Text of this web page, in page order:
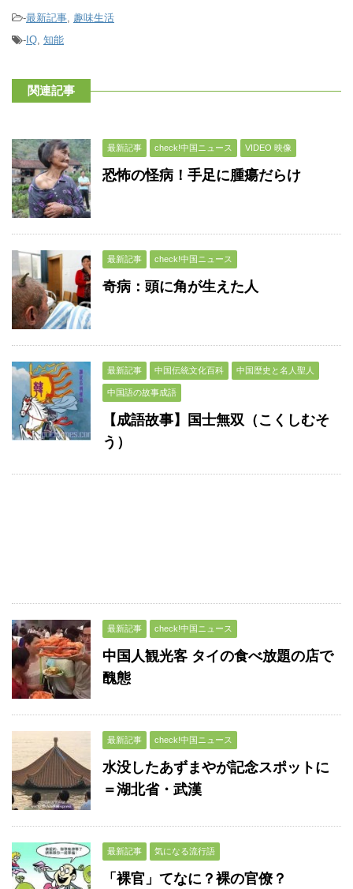
-最新記事, 趣味生活
- IQ, 知能
関連記事
最新記事 check!中国ニュース VIDEO 映像
恐怖の怪病！手足に腫瘍だらけ
最新記事 check!中国ニュース
奇病：頭に角が生えた人
最新記事 中国伝統文化百科 中国歴史と名人聖人
中国語の故事成語
【成語故事】国士無双（こくしむそ
う）
最新記事 check!中国ニュース
中国人観光客 タイの食べ放題の店で
醜態
最新記事 check!中国ニュース
水没したあずまやが記念スポットに
＝湖北省・武漢
最新記事 気になる流行語
「裸官」てなに？裸の官僚？